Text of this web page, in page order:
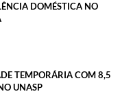
DOMÉSTICA NO
TEMPORÁRIA COM 8,5
UNASP